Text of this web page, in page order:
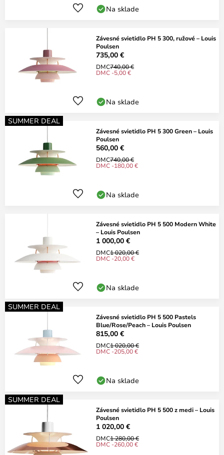
Na sklade
Závesné svietidlo PH 5 300, ružové – Louis
Poulsen
735,00 €
DMC740,00 €
DMC -5,00 €
Na sklade
SUMMER DEAL
Závesné svietidlo PH 5 300 Green – Louis
Poulsen
560,00 €
DMC740,00 €
DMC -180,00 €
Na sklade
Závesné svietidlo PH 5 500 Modern White
– Louis Poulsen
1 000,00 €
DMC1 020,00 €
DMC -20,00 €
Na sklade
SUMMER DEAL
Závesné svietidlo PH 5 500 Pastels
Blue/Rose/Peach – Louis Poulsen
815,00 €
DMC1 020,00 €
DMC -205,00 €
Na sklade
SUMMER DEAL
Závesné svietidlo PH 5 500 z medi – Louis
Poulsen
1 020,00 €
DMC1 280,00 €
DMC -260,00 €